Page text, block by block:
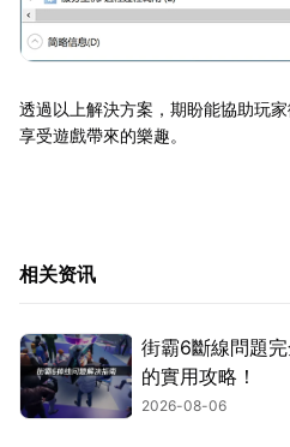
透過以上解決方案，期盼能協助玩
享受遊戲帶來的樂趣。
相关资讯
街霸6斷線問題
的實用攻略！
2026-08-06